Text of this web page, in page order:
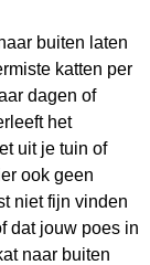
buiten laten
katten per
dagen of
het
uit je tuin of
ook geen
niet fijn vinden
dat jouw poes in
naar buiten